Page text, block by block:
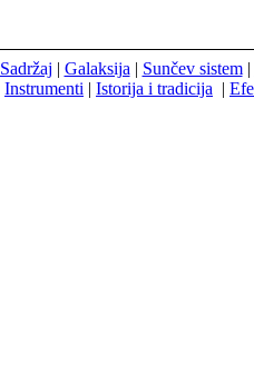
Sadržaj | Galaksija | Sunčev sistem|
Instrumenti | Istorija i tradicija |